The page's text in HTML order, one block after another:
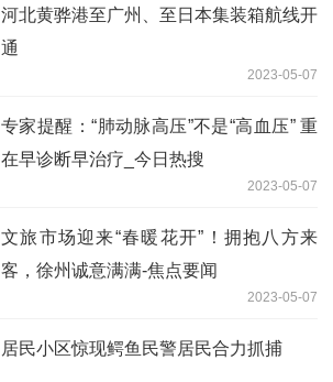
河北黄骅港至广州、至日本集装箱航线开
通
2023-05-07
专家提醒：“肺动脉高压”不是“高血压” 重
在早诊断早治疗_今日热搜
2023-05-07
文旅市场迎来“春暖花开”！拥抱八方来
客，徐州诚意满满-焦点要闻
2023-05-07
居民小区惊现鳄鱼民警居民合力抓捕